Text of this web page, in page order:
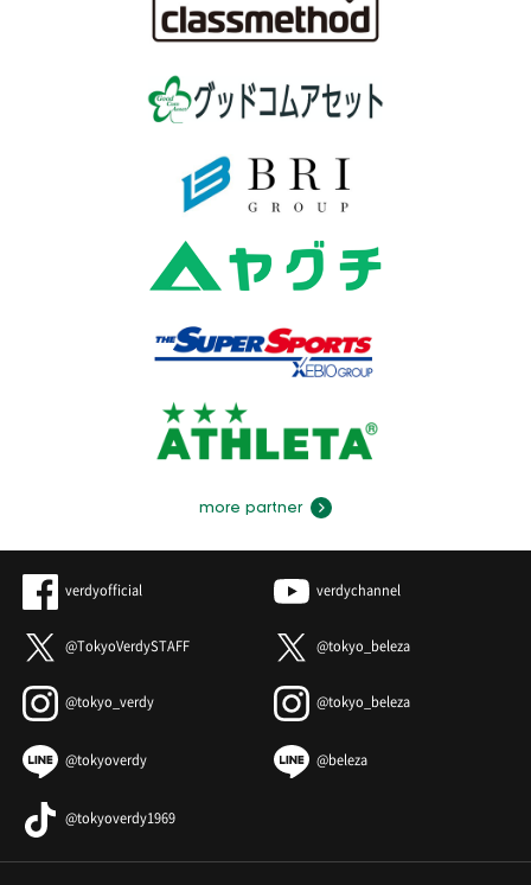
more partner
verdyofficial verdychannel
@TokyoVerdySTAFF @tokyo_beleza
@tokyo_verdy @tokyo_beleza
@tokyoverdy @beleza
@tokyoverdy1969